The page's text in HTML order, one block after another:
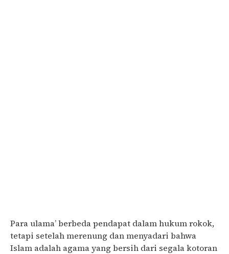
Para ulama’ berbeda pendapat dalam hukum rokok,
tetapi setelah merenung dan menyadari bahwa
Islam adalah agama yang bersih dari segala kotoran